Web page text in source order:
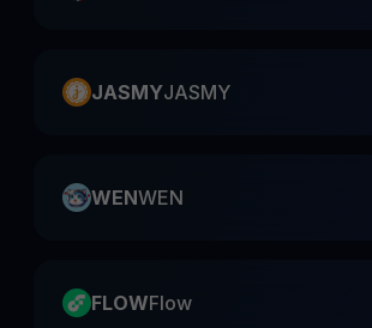
JASMYJASMY
WENWEN
FLOWFlow